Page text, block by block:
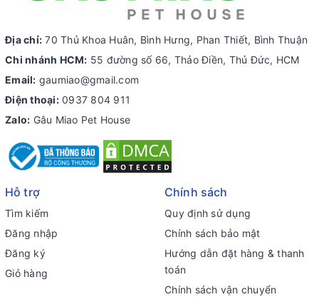
Địa chỉ: 70 Thủ Khoa Huân, Bình Hưng, Phan Thiết, Bình Thuận
Chi nhánh HCM: 55 đường số 66, Thảo Điền, Thủ Đức, HCM
Email: gaumiao@gmail.com
Điện thoại: 0937 804 911
Zalo: Gâu Miao Pet House
Hỗ trợ
Tìm kiếm
Đăng nhập
Đăng ký
Giỏ hàng
Chính sách
Quy định sử dụng
Chính sách bảo mật
Hướng dẫn đặt hàng & thanh
toán
Chính sách vận chuyển